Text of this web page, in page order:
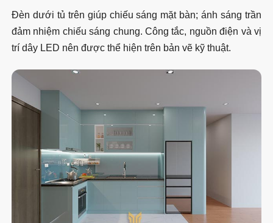
Đèn dưới tủ trên giúp chiếu sáng mặt bàn; ánh sáng trần
đảm nhiệm chiếu sáng chung. Công tắc, nguồn điện và vị
trí dây LED nên được thể hiện trên bản vẽ kỹ thuật.